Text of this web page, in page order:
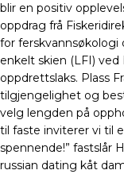
blir en positiv
oppdrag frå
for
enkelt skien (LFI) ved
oppdrettslaks. Plass
tilgjengelighet og
velg lengden på
til faste inviterer vi til
spennende!” fastslår
russian dating kåt